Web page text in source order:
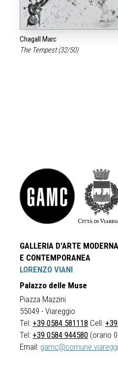
Chagall Marc
The Tempest (32/50)
GALLERIA D'ARTE MODERNA
E CONTEMPORANEA
LORENZO VIANI
Palazzo delle Muse
Piazza Mazzini
55049 - Viareggio
Tel: +39 0584 581118 Cell:
Tel: +39 0584 944580 (orario
Email: